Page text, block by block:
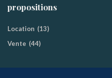
propositions
Location (13)
Vente (44)